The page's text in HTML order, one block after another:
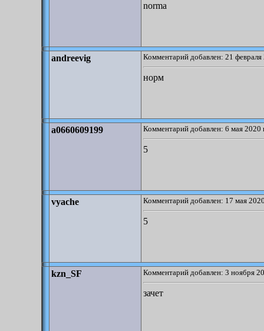
norma
andreevig Комментарий добавлен: 21
норм
a0660609199 Комментарий добавлен: 6 мая 2020
5
vyache Комментарий добавлен: 17 мая
5
kzn_SF Комментарий добавлен: 3 ноября
зачет